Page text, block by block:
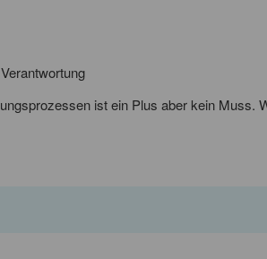
ist ein Plus aber kein Muss.